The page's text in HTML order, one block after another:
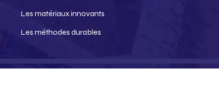
Les matériaux innovants
Les méthodes durables